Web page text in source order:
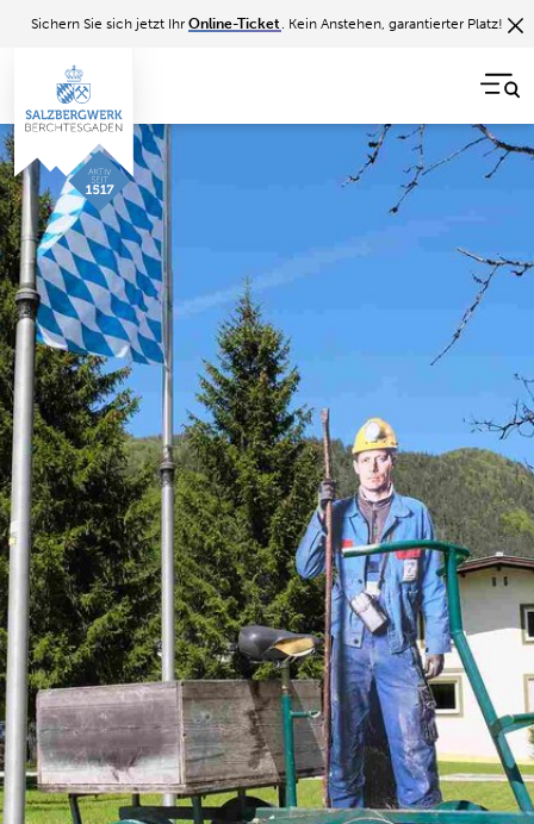
Sichern Sie sich jetzt Ihr Online-Ticket . Kein Anstehen, garantierter Platz!
Zurück zur Übersicht
BERGBAU
Das Grubenfahrrad
Auf dem Weg, der zum Besucherzentrum unseres
Salzbergwerks führt, kommt man an einem
Schaustück, dem sog. „Untertagefahrrad“ vorbei. Das
Ausstellungsstück hat seinen Ursprung als
Fortbewegungs- und Transportmittel in unserem
Bergwerk unter Tage.
vonMaria Becker| 26. Mai 2021